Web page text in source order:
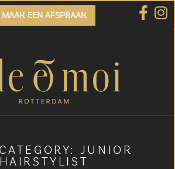
MAAK EEN AFSPRAAK
JUNIOR
HAIRSTYLIST